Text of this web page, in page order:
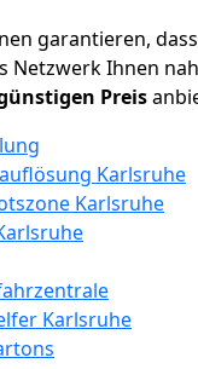
garantieren,
Netzwerk Ihnen
Preis
Karlsruhe
Karlsruhe
Karlsruhe